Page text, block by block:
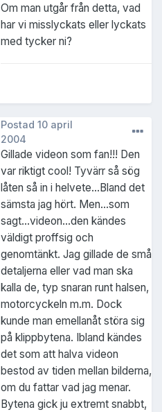
Om man utgår från detta, vad
har vi misslyckats eller lyckats
med tycker ni?
Postad 10 april
2004
Gillade videon som fan!!! Den
var riktigt cool! Tyvärr så sög
låten så in i helvete...Bland det
sämsta jag hört. Men...som
sagt...videon...den kändes
väldigt proffsig och
genomtänkt. Jag gillade de små
detaljerna eller vad man ska
kalla de, typ snaran runt halsen,
motorcyckeln m.m. Dock
kunde man emellanåt störa sig
på klippbytena. Ibland kändes
det som att halva videon
bestod av tiden mellan bilderna,
om du fattar vad jag menar.
Bytena gick ju extremt snabbt,